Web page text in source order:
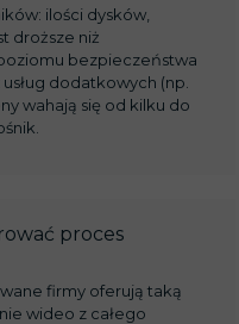
ilości dysków,
droższe niż
bezpieczeństwa
dodatkowych (np.
wahają się od kilku do
proces
firmy oferują taką
wideo z całego